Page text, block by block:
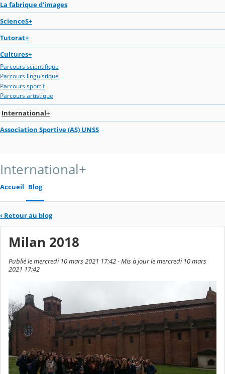
La fabrique d'images
ScienceS+
Tutorat+
Cultures+
Parcours scientifique
Parcours linguistique
Parcours sportif
Parcours artistique
International+
Association Sportive (AS) UNSS
International+
Accueil Blog
‹ Retour au blog
Milan 2018
Publié le mercredi 10 mars 2021 17:42 - Mis à jour le mercredi 10 mars
2021 17:42